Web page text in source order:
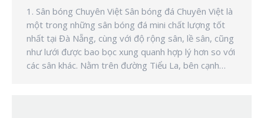
1. Sân bóng Chuyên Việt Sân bóng đá Chuyên Việt là
một trong những sân bóng đá mini chất lượng tốt
nhất tại Đà Nẵng, cùng với độ rộng sân, lề sân, cũng
như lưới được bao bọc xung quanh hợp lý hơn so với
các sân khác. Nằm trên đường Tiểu La, bên cạnh…